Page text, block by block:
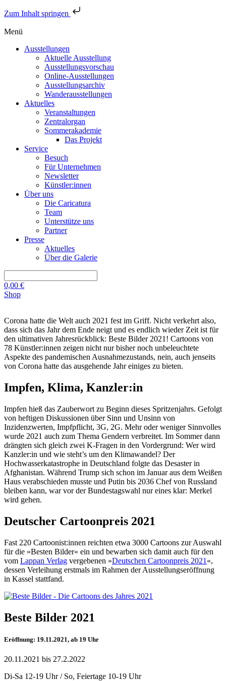
Zum Inhalt springen
Menü
Ausstellungen
Aktuelle Ausstellung
Ausstellungsvorschau
Online-Ausstellungen
Ausstellungsarchiv
Wanderausstellungen
Aktuelles
Veranstaltungen
Zentralorgan
Sommerakademie
Das Projekt
Service
Besuch
Für Unternehmen
Newsletter
Künstler:innen
Über uns
Die Caricatura
Team
Unterstütze uns
Partner
Presse
Aktuelles
Über die Galerie
0,00 €
Shop
Corona hatte die Welt auch 2021 fest im Griff. Nicht verkehrt also,
dass sich das Jahr dem Ende neigt und es endlich wieder Zeit ist für
den ultimativen Jahresrückblick: Beste Bilder 2021! Cartoons von
78 Künstler:innen zeigen nicht nur bisher noch unbeleuchtete
Aspekte des pandemischen Ausnahmezustands, nein, auch jenseits
von Corona hatte das ausgehende Jahr einiges zu bieten.
Impfen, Klima, Kanzler:in
Impfen hieß das Zauberwort zu Beginn dieses Spritzenjahrs. Gefolgt
von heftigen Diskussionen über Sinn und Unsinn von
Inzidenzwerten, Impfpflicht, 3G, 2G. Mehr oder weniger Sinnvolles
wurde 2021 auch zum Thema Gendern verbreitet. Im Sommer dann
drängten sich gleich zwei K-Fragen in den Vordergrund: Wer wird
Kanzler:in und wie steht’s um den Klimawandel? Der
Hochwasserkatastrophe in Deutschland folgte das Desaster in
Afghanistan. Während Trump sich schon im Januar aus dem Weißen
Haus verabschieden musste und Putin bis 2036 Chef von Russland
bleiben kann, war vor der Bundestagswahl nur eines klar: Merkel
wird gehen.
Deutscher Cartoonpreis 2021
Fast 220 Cartoonist:innen reichten etwa 3000 Cartoons zur Auswahl
für die »Besten Bilder« ein und bewarben sich damit auch für den
vom Lappan Verlag vergebenen »Deutschen Cartoonpreis 2021 «,
dessen Verleihung erstmals im Rahmen der Ausstellungseröffnung
in Kassel stattfand.
Beste Bilder 2021
Eröffnung: 19.11.2021, ab 19 Uhr
20.11.2021 bis 27.2.2022
Di-Sa 12-19 Uhr / So, Feiertage 10-19 Uhr